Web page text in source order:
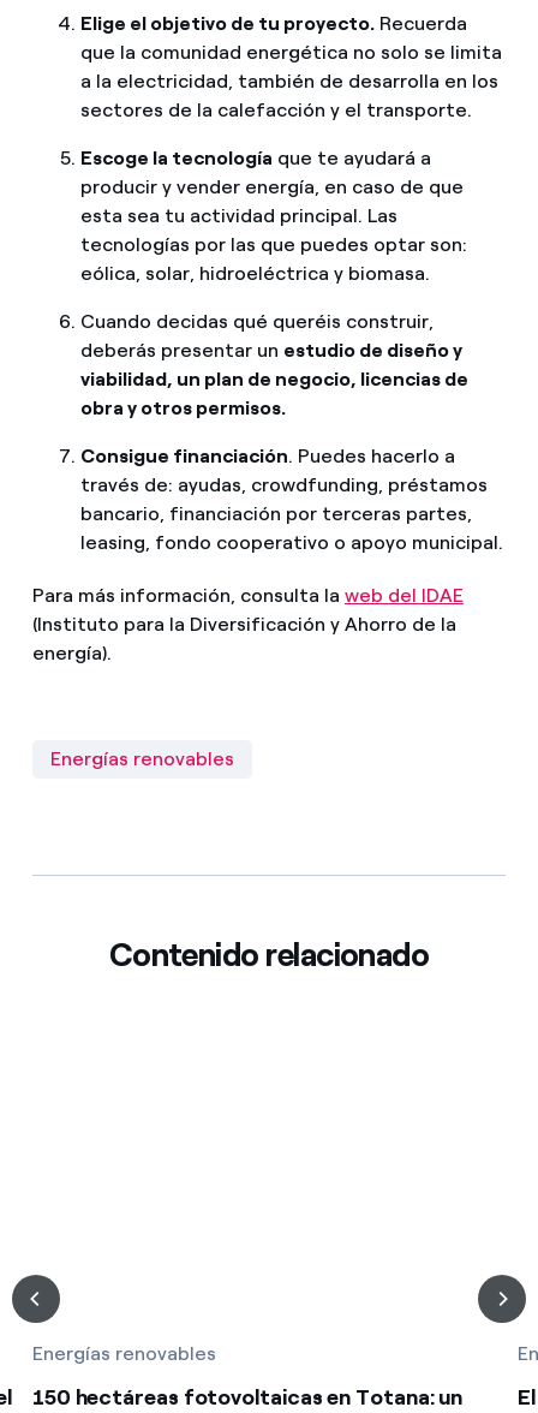
Elige el objetivo de tu proyecto.Recuerda
que la comunidad energética no solo se limita
a la electricidad, también de desarrolla en los
sectores de la calefacción y el transporte.
Escoge la tecnología que te ayudará a
producir y vender energía, en caso de que
esta sea tu actividad principal. Las
tecnologías por las que puedes optar son:
eólica, solar, hidroeléctrica y biomasa.
Cuando decidas qué queréis construir,
deberás presentar un estudio de diseño y
viabilidad, un plan de negocio, licencias de
obra y otros permisos.
Consigue financiación. Puedes hacerlo a
través de: ayudas, crowdfunding, préstamos
bancario, financiación por terceras partes,
leasing, fondo cooperativo o apoyo municipal.
Para más información, consulta la web del IDAE
(Instituto para la Diversificación y Ahorro de la
energía).
Energías renovables
Contenido relacionado
Energías renovables
150 hectáreas fotovoltaicas en Totana: un